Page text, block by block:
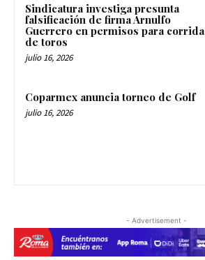
Sindicatura investiga presunta
falsificación de firma Arnulfo
Guerrero en permisos para corrida
de toros
julio 16, 2026
Coparmex anuncia torneo de Golf
julio 16, 2026
- Advertisement -